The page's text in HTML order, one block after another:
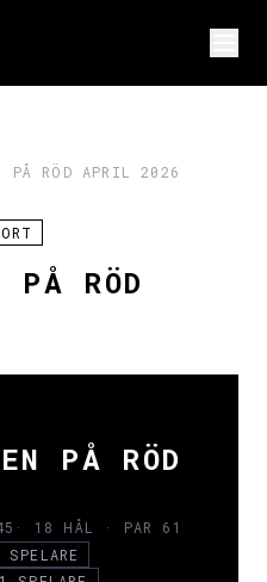
PÅ RÖD APRIL 2026
RÖD
PÅ RÖD
· 18 HÅL · PAR 61